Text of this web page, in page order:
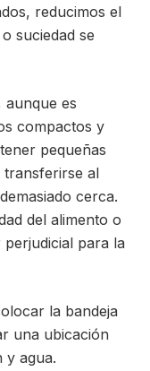
reducimos el
suciedad se
aunque es
compactos y
pequeñas
transferirse al
cerca.
del alimento o
para la
la bandeja
una ubicación
y agua.